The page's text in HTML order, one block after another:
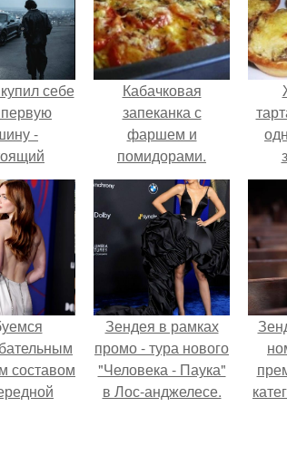
себе
-
мечты
Кабачковая
запеканка с
фаршем и
помидорами.
составом
Зендея в рамках
промо - тура нового
"Человека - Паука"
в Лос-анджелесе.